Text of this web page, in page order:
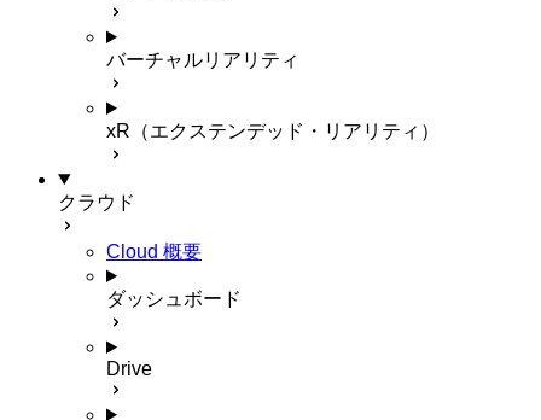
バーチャルリアリティ
xR（エクステンデッド・リアリティ）
クラウド
Cloud 概要
ダッシュボード
Drive